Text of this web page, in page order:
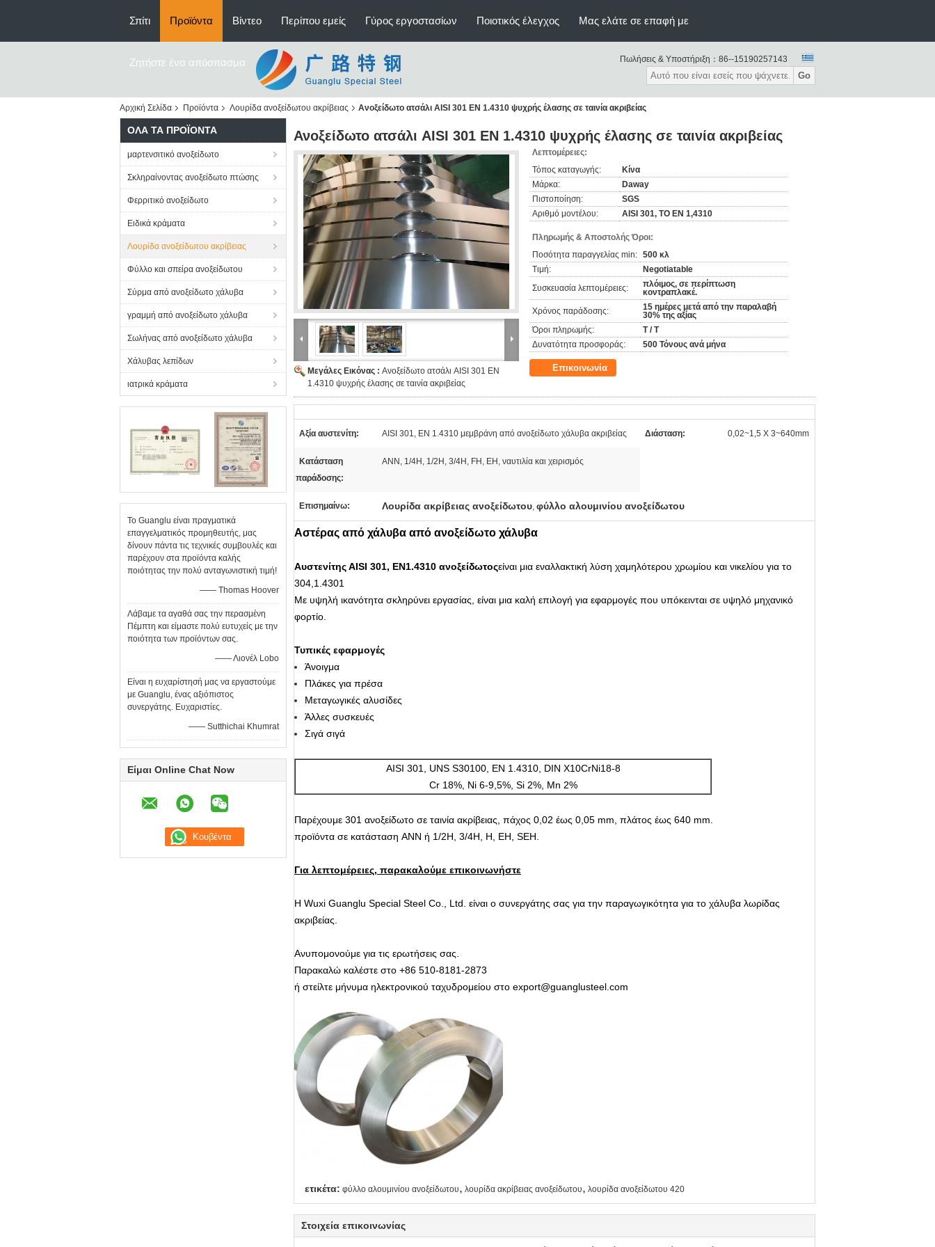
Σπίτι Προϊόντα Βίντεο Περίπου εμείς Γύρος εργοστασίων Ποιοτικός έλεγχος Μας ελάτε σε επαφή με
Ζητήστε ένα απόσπασμα Πωλήσεις & Υποστήριξη： 86--15190257143
Go
Αρχική Σελίδα Προϊόντα Λουρίδα ανοξείδωτου ακρίβειας Ανοξείδωτο ατσάλι AISI 301 EN 1.4310 ψυχρής έλασης σε ταινία ακριβείας
ΌΛΑ ΤΑ ΠΡΟΪΌΝΤΑ
μαρτενσιτικό ανοξείδωτο
Σκληραίνοντας ανοξείδωτο πτώσης
Φερριτικό ανοξείδωτο
Ειδικά κράματα
Λουρίδα ανοξείδωτου ακρίβειας
Φύλλο και σπείρα ανοξείδωτου
Σύρμα από ανοξείδωτο χάλυβα
γραμμή από ανοξείδωτο χάλυβα
Σωλήνας από ανοξείδωτο χάλυβα
Χάλυβας λεπίδων
ιατρικά κράματα
Το Guanglu είναι πραγματικά
επαγγελματικός προμηθευτής, μας
δίνουν πάντα τις τεχνικές συμβουλές και
παρέχουν στα προϊόντα καλής
ποιότητας την πολύ ανταγωνιστική τιμή!
—— Thomas Hoover
Λάβαμε τα αγαθά σας την περασμένη
Πέμπτη και είμαστε πολύ ευτυχείς με την
ποιότητα των προϊόντων σας.
—— Λιονέλ Lobo
Είναι η ευχαρίστησή μας να εργαστούμε
με Guanglu, ένας αξιόπιστος
συνεργάτης. Ευχαριστίες.
—— Sutthichai Khumrat
Είμαι Online Chat Now
Ανοξείδωτο ατσάλι AISI 301 EN 1.4310 ψυχρής έλασης σε ταινία ακριβείας
Μεγάλες Εικόνας : Ανοξείδωτο ατσάλι AISI 301 EN
1.4310 ψυχρής έλασης σε ταινία ακριβείας
Λεπτομέρειες:
Τόπος καταγωγής:
Κίνα
Μάρκα:
Daway
Πιστοποίηση:
SGS
Αριθμό μοντέλου:
AISI 301, ΤΟ EN 1,4310
Πληρωμής & Αποστολής Όροι:
Ποσότητα παραγγελίας min: 500 κλ
Τιμή:
Negotiatable
Συσκευασία λεπτομέρειες:
πλόιμος, σε περίπτωση
κοντραπλακέ.
Χρόνος παράδοσης:
15 ημέρες μετά από την παραλαβή
30% της αξίας
Όροι πληρωμής:
T / T
Δυνατότητα προσφοράς:
500 Τόνους ανά μήνα
Επικοινωνία
Αξία αυστενίτη: AISI 301, EN 1.4310 μεμβράνη από ανοξείδωτο χάλυβα ακριβείας Διάσταση: 0,02~1,5 X 3~640mm
Κατάσταση
παράδοσης:
ANN, 1/4H, 1/2H, 3/4H, FH, EH, ναυτιλία και χειρισμός
Επισημαίνω: Λουρίδα ακρίβειας ανοξείδωτου, φύλλο αλουμινίου ανοξείδωτου
Αστέρας από χάλυβα από ανοξείδωτο χάλυβα
Αυστενίτης ΑISI 301, EN1.4310 ανοξείδωτοςείναι μια εναλλακτική λύση χαμηλότερου χρωμίου και νικελίου για το
304,1.4301
Με υψηλή ικανότητα σκληρύνει εργασίας, είναι μια καλή επιλογή για εφαρμογές που υπόκεινται σε υψηλό μηχανικό
φορτίο.
Τυπικές εφαρμογές
Άνοιγμα
Πλάκες για πρέσα
Μεταγωγικές αλυσίδες
Άλλες συσκευές
Σιγά σιγά
ΑISI 301, UNS S30100, EN 1.4310, DIN X10CrNi18-8
Cr 18%, Ni 6-9,5%, Si 2%, Mn 2%
Παρέχουμε 301 ανοξείδωτο σε ταινία ακρίβειας, πάχος 0,02 έως 0,05 mm, πλάτος έως 640 mm.
προϊόντα σε κατάσταση ANN ή 1/2H, 3/4H, H, EH, SEH.
Για λεπτομέρειες, παρακαλούμε επικοινωνήστε
Η Wuxi Guanglu Special Steel Co., Ltd. είναι ο συνεργάτης σας για την παραγωγικότητα για το χάλυβα λωρίδας
ακριβείας.
Ανυπομονούμε για τις ερωτήσεις σας.
Παρακαλώ καλέστε στο +86 510-8181-2873
ή στείλτε μήνυμα ηλεκτρονικού ταχυδρομείου στο export@guanglusteel.com
ετικέτα: φύλλο αλουμινίου ανοξείδωτου, λουρίδα ακρίβειας ανοξείδωτου, λουρίδα ανοξείδωτου 420
Στοιχεία επικοινωνίας